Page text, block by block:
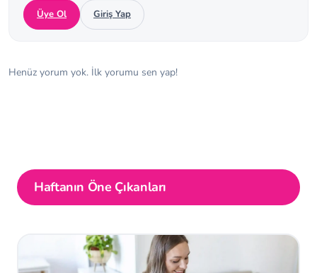
Üye Ol
Giriş Yap
Henüz yorum yok. İlk yorumu sen yap!
Haftanın Öne Çıkanları